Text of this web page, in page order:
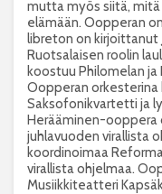
mutta myös siitä,
elämään. Oopperan
libreton on kirjoittanut
Ruotsalaisen roolin
koostuu Philomelan
Oopperan orkesterina
Saksofonikvartetti ja
Herääminen-ooppera
juhlavuoden virallista
koordinoimaa
virallista ohjelmaa.
Musiikkiteatteri